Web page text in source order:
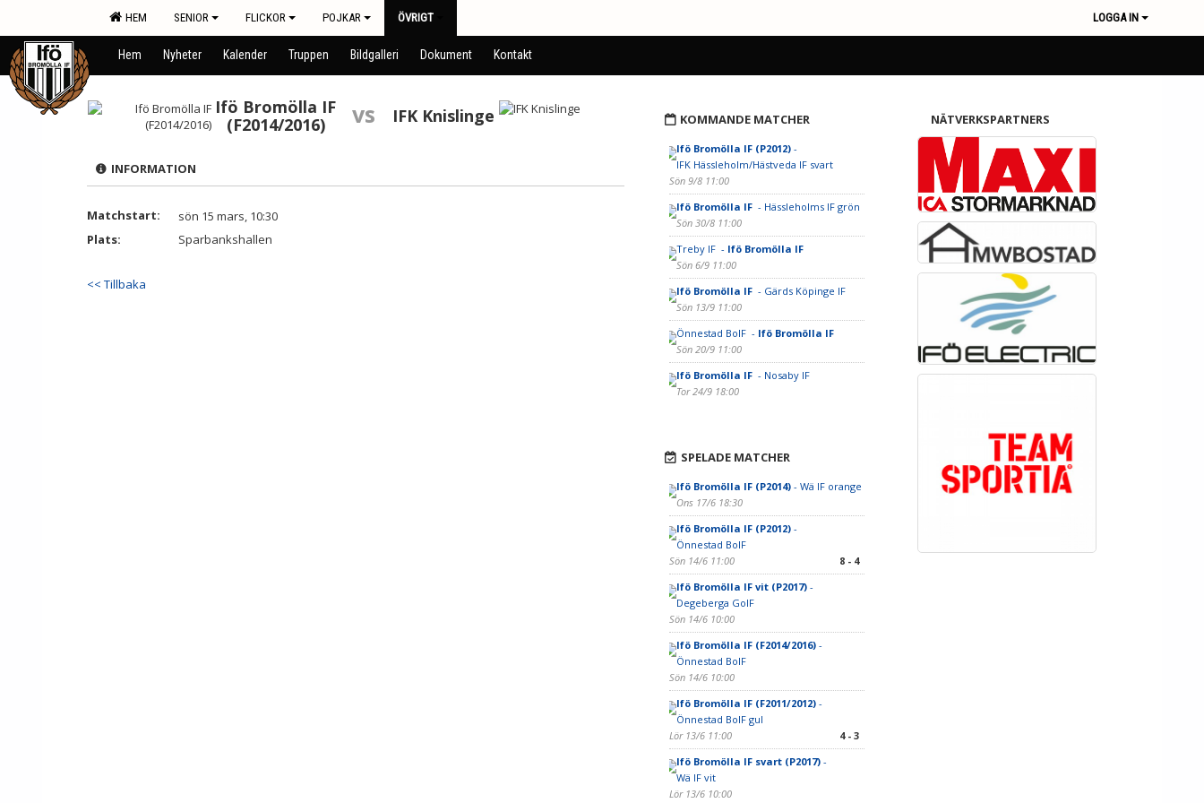
HEM SENIOR FLICKOR POJKAR ÖVRIGT LOGGA IN
Hem Nyheter Kalender Truppen Bildgalleri Dokument Kontakt
Ifö Bromölla IF
(F2014/2016)
vs IFK Knislinge
INFORMATION
Matchstart:
sön 15 mars, 10:30
Plats:
Sparbankshallen
<< Tillbaka
KOMMANDE MATCHER
Ifö Bromölla IF (P2012)-
IFK Hässleholm/Hästveda IF svart
Sön 9/8 11:00
Ifö Bromölla IF - Hässleholms IF grön
Sön 30/8 11:00
Treby IF - Ifö Bromölla IF
Sön 6/9 11:00
Ifö Bromölla IF - Gärds Köpinge IF
Sön 13/9 11:00
Önnestad BoIF - Ifö Bromölla IF
Sön 20/9 11:00
Ifö Bromölla IF - Nosaby IF
Tor 24/9 18:00
SPELADE MATCHER
Ifö Bromölla IF (P2014)- Wä IF orange
Ons 17/6 18:30
Ifö Bromölla IF (P2012)-
Önnestad BoIF
Sön 14/6 11:00
8 - 4
Ifö Bromölla IF vit (P2017)-
Degeberga GoIF
Sön 14/6 10:00
Ifö Bromölla IF (F2014/2016)-
Önnestad BoIF
Sön 14/6 10:00
Ifö Bromölla IF (F2011/2012)-
Önnestad BoIF gul
Lör 13/6 11:00
4 - 3
Ifö Bromölla IF svart (P2017)-
Wä IF vit
Lör 13/6 10:00
NÄTVERKSPARTNERS